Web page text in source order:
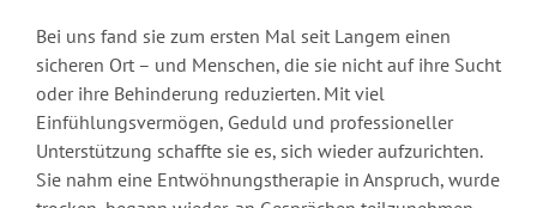
Bei uns fand sie zum ersten Mal seit Langem einen
sicheren Ort – und Menschen, die sie nicht auf ihre Sucht
oder ihre Behinderung reduzierten. Mit viel
Einfühlungsvermögen, Geduld und professioneller
Unterstützung schaffte sie es, sich wieder aufzurichten.
Sie nahm eine Entwöhnungstherapie in Anspruch, wurde